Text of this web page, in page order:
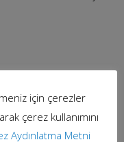
için çerezler
çerez kullanımını
Aydınlatma Metni